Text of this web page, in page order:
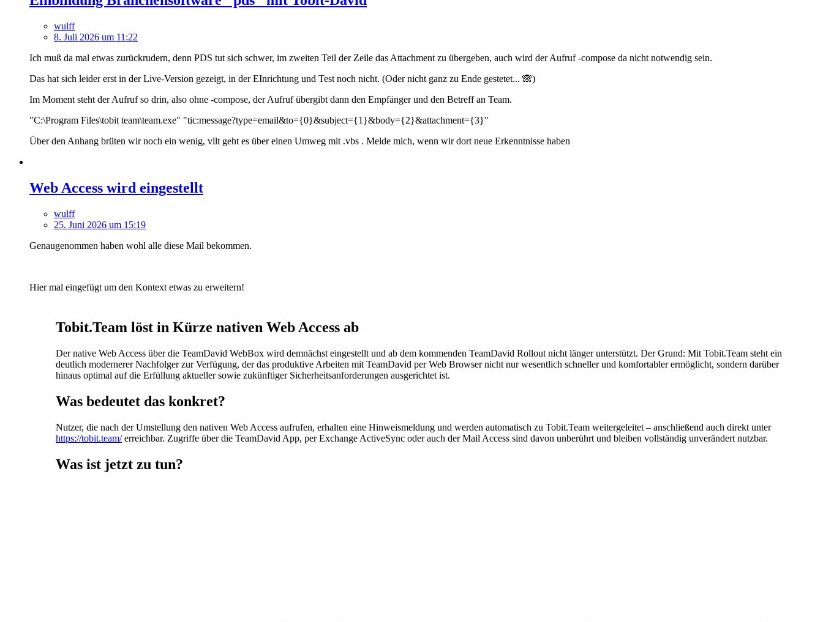
wulff
8. Juli 2026 um 11:22
Ich muß da mal etwas zurückrudern, denn PDS tut sich schwer, im zweiten Teil der Zeile das Attachment zu übergeben, auch wird der Aufruf -compose da nicht notwendig sein.
Das hat sich leider erst in der Live-Version gezeigt, in der EInrichtung und Test noch nicht. (Oder nicht ganz zu Ende gestetet... 🙈)
Im Moment steht der Aufruf so drin, also ohne -compose, der Aufruf übergibt dann den Empfänger und den Betreff an Team.
"C:\Program Files\tobit team\team.exe" "tic:message?type=email&to={0}&subject={1}&body={2}&attachment={3}"
Über den Anhang brüten wir noch ein wenig, vllt geht es über einen Umweg mit .vbs . Melde mich, wenn wir dort neue Erkenntnisse haben
Web Access wird eingestellt
wulff
25. Juni 2026 um 15:19
Genaugenommen haben wohl alle diese Mail bekommen.
Hier mal eingefügt um den Kontext etwas zu erweitern!
Tobit.Team löst in Kürze nativen Web Access ab
Der native Web Access über die TeamDavid WebBox wird demnächst eingestellt und ab dem kommenden TeamDavid Rollout nicht länger unterstützt. Der Grund: Mit Tobit.Team steht ein
deutlich modernerer Nachfolger zur Verfügung, der das produktive Arbeiten mit TeamDavid per Web Browser nicht nur wesentlich schneller und komfortabler ermöglicht, sondern darüber
hinaus optimal auf die Erfüllung aktueller sowie zukünftiger Sicherheitsanforderungen ausgerichtet ist.
Was bedeutet das konkret?
Nutzer, die nach der Umstellung den nativen Web Access aufrufen, erhalten eine Hinweismeldung und werden automatisch zu Tobit.Team weitergeleitet – anschließend auch direkt unter
https://tobit.team/erreichbar. Zugriffe über die TeamDavid App, per Exchange ActiveSync oder auch der Mail Access sind davon unberührt und bleiben vollständig unverändert nutzbar.
Was ist jetzt zu tun?